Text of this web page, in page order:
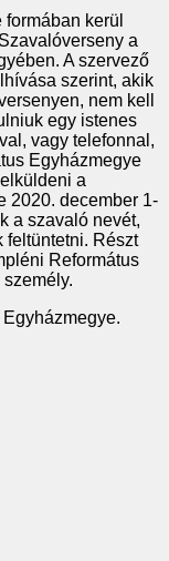
kerül
a
A szervező
szerint, akik
nem kell
egy istenes
vagy telefonnal,
Egyházmegye
a
2020. december 1-
a szavaló nevét,
feltüntetni. Részt
Református